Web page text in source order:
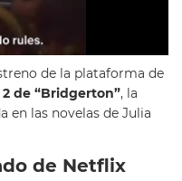
de la plataforma de
2 de “Bridgerton”, la
en las novelas de Julia
de Netflix